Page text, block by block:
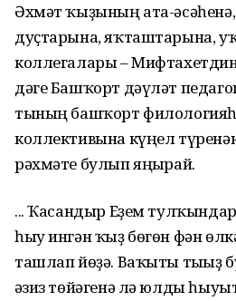
Әхмәт ҡыҙының ата-әсәһенә,
дуҫтарына, яҡташ­тарына,
коллегалары –
дәге Башҡорт дәүләт
тының башҡорт
коллективына күңел
рәхмәте булып яңғырай.
... Ҡасандыр Еҙем
һыу ингән ҡыҙ бөгөн фән
ташлап йөҙә. Ваҡыты тығыҙ
ғәзиз төйәгенә лә юлды